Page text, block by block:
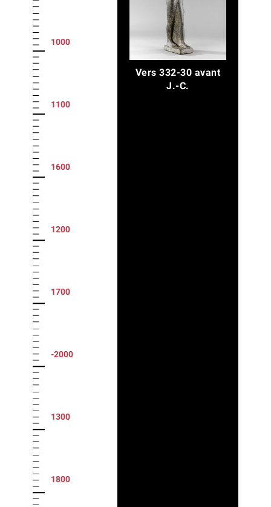
1000
1100
1600
1200
1700
-2000
1300
1800
Vers 332-30 avant
J.-C.